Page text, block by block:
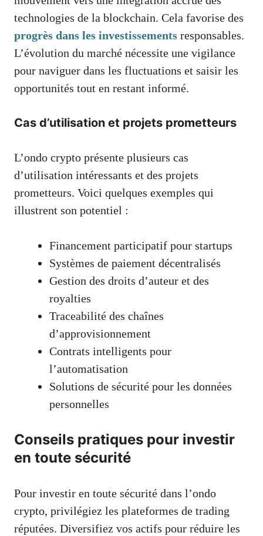
technologies de la blockchain. Cela favorise des
progrès dans les investissements responsables.
L’évolution du marché nécessite une vigilance
pour naviguer dans les fluctuations et saisir les
opportunités tout en restant informé.
Cas d’utilisation et projets prometteurs
L’ondo crypto présente plusieurs cas
d’utilisation intéressants et des projets
prometteurs. Voici quelques exemples qui
illustrent son potentiel :
Financement participatif pour startups
Systèmes de paiement décentralisés
Gestion des droits d’auteur et des
royalties
Traceabilité des chaînes
d’approvisionnement
Contrats intelligents pour
l’automatisation
Solutions de sécurité pour les données
personnelles
Conseils pratiques pour investir
en toute sécurité
Pour investir en toute sécurité dans l’ondo
crypto, privilégiez les plateformes de trading
réputées. Diversifiez vos actifs pour réduire les